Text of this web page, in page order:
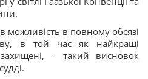
в повному обсязі
в той час як найкращі
– такий висновок